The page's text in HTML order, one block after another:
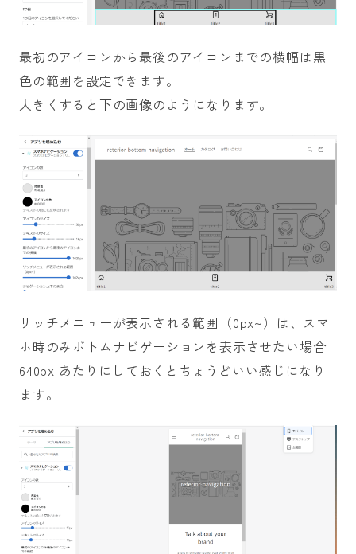
最初のアイコンから最後のアイコンまでの横幅は黒
色の範囲を設定できます。
大きくすると下の画像のようになります。
リッチメニューが表示される範囲（0px~）は、スマ
ホ時のみボトムナビゲーションを表示させたい場合
640px あたりにしておくとちょうどいい感じになり
ます。